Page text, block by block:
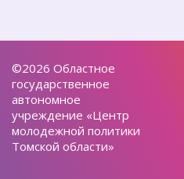
©2026 Областное
государственное
автономное
учреждение «Центр
молодежной политики
Томской области»